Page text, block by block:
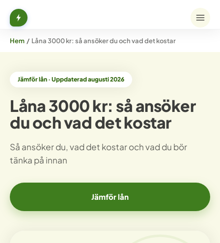
Hem / Låna 3000 kr: så ansöker du och vad det kostar
Jämför lån · Uppdaterad augusti 2026
Låna 3000 kr: så ansöker
du och vad det kostar
Så ansöker du, vad det kostar och vad du bör
tänka på innan
Jämför lån